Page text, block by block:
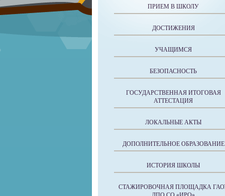
ПРИЕМ В ШКОЛУ
ДОСТИЖЕНИЯ
УЧАЩИМСЯ
БЕЗОПАСНОСТЬ
ГОСУДАРСТВЕННАЯ ИТОГОВАЯ
АТТЕСТАЦИЯ
ЛОКАЛЬНЫЕ АКТЫ
ДОПОЛНИТЕЛЬНОЕ ОБРАЗОВАНИЕ
ИСТОРИЯ ШКОЛЫ
СТАЖИРОВОЧНАЯ ПЛОЩАДКА